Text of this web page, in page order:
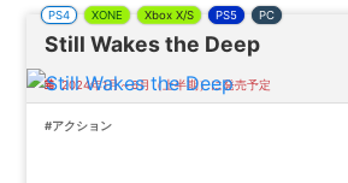
Still Wakes the Deep
PS4 XONE Xbox X/S PS5 PC
2024年1月～6月（上半期）に発売予定
#アクション